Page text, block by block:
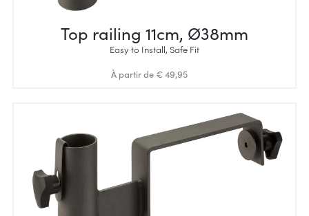
Top railing 11cm, Ø38mm
Easy to Install, Safe Fit
À partir de € 49,95